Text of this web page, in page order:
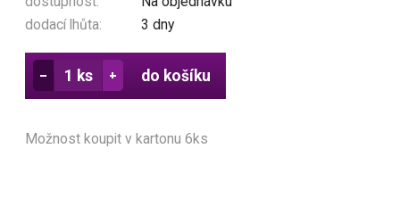
dodací lhůta:
3 dny
do košíku
Možnost koupit v kartonu 6ks